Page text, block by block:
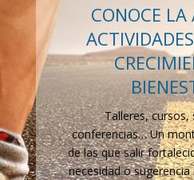
CONOCE LA
Talleres, cursos,
conferencias… Un
de las que salir
necesidad o